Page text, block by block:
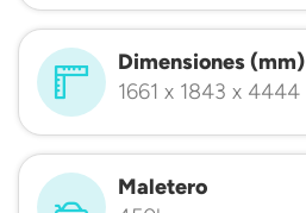
Dimensiones (mm)
1661 x 1843 x 4444
Maletero